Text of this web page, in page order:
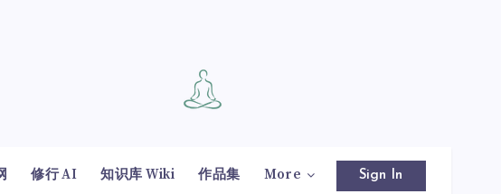
修行 AI 知识库 Wiki 作品集 More Sign In